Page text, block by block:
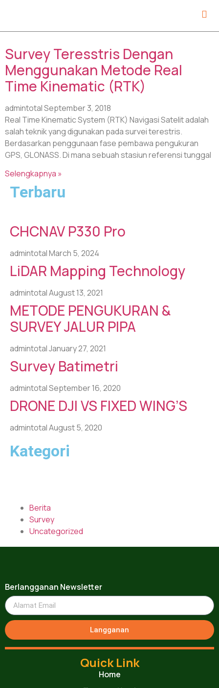
Survey Teresstris Dengan
Menggunakan Metode Real
Time Kinematic (RTK)
admintotalSeptember 3, 2018
Real Time Kinematic System (RTK) Navigasi Satelit adalah
salah teknik yang digunakan pada survei terestris.
Berdasarkan penggunaan fase pembawa pengukuran
GPS, GLONASS. Di mana sebuah stasiun referensi tunggal
Selengkapnya »
Terbaru
CHCNAV P330 Pro
admintotalMarch 5, 2024
LiDAR Mapping Technology
admintotalAugust 13, 2021
METODE PENGUKURAN &
SURVEY JALUR PIPA
admintotalJanuary 27, 2021
Survey Batimetri
admintotalSeptember 16, 2020
DRONE DJI VS FIXED WING’S
admintotalAugust 5, 2020
Kategori
Berita
Survey
Uncategorized
Berlangganan Newsletter
Langganan
Quick Link
Home